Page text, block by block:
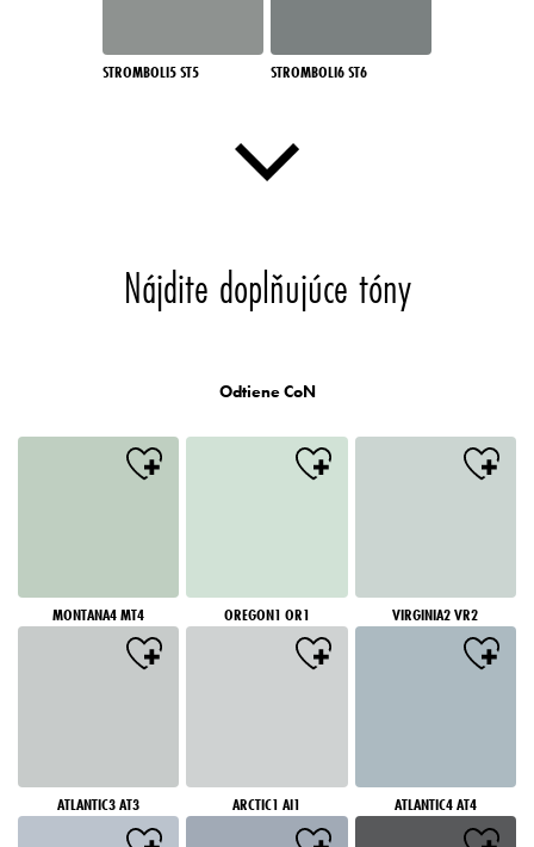
STROMBOLI5 ST5 STROMBOLI6 ST6
Nájdite doplňujúce tóny
Odtiene CoN
MONTANA4 MT4 OREGON1 OR1 VIRGINIA2 VR2
ATLANTIC3 AT3 ARCTIC1 AI1 ATLANTIC4 AT4